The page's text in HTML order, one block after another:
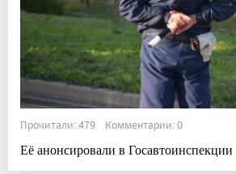
Прочитали: 479 Комментарии: 0
Её анонсировали в Госавтоинспекции